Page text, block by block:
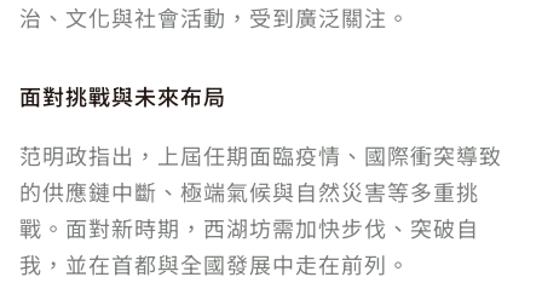
治、文化與社會活動，受到廣泛關注。
面對挑戰與未來布局
范明政指出，上屆任期面臨疫情、國際衝突導致
的供應鏈中斷、極端氣候與自然災害等多重挑
戰。面對新時期，西湖坊需加快步伐、突破自
我，並在首都與全國發展中走在前列。